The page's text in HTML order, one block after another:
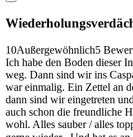
10Außergewöhnlich5
Ich habe den Boden dieser
weg. Dann sind wir ins
war einmalig. Ein Zettel an
dann sind wir eingetreten
auch schon die freundliche
wohl. Alles sauber / alles